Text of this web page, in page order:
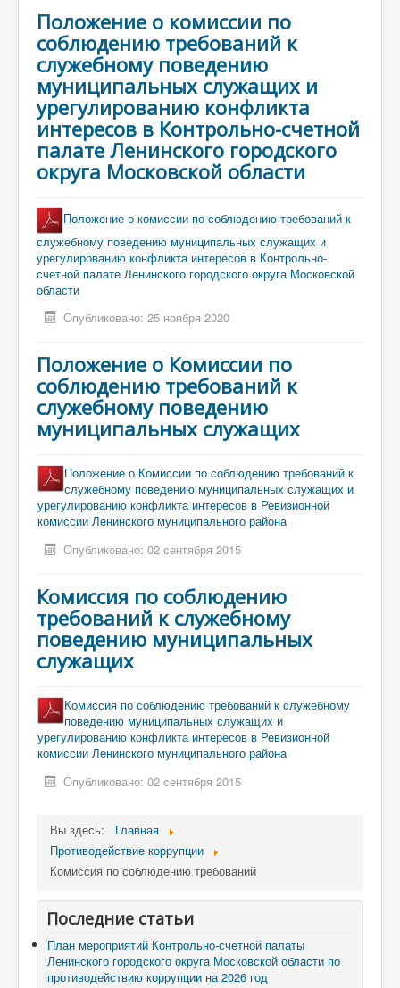
Положение о комиссии по
соблюдению требований к
служебному поведению
муниципальных служащих и
урегулированию конфликта
интересов в Контрольно-счетной
палате Ленинского городского
округа Московской области
Положение о комиссии по соблюдению требований к
служебному поведению муниципальных служащих и
урегулированию конфликта интересов в Контрольно-
счетной палате Ленинского городского округа Московской
области
Опубликовано: 25 ноября 2020
Положение о Комиссии по
соблюдению требований к
служебному поведению
муниципальных служащих
Положение о Комиссии по соблюдению требований к
служебному поведению муниципальных служащих и
урегулированию конфликта интересов в Ревизионной
комиссии Ленинского муниципального района
Опубликовано: 02 сентября 2015
Комиссия по соблюдению
требований к служебному
поведению муниципальных
служащих
Комиссия по соблюдению требований к служебному
поведению муниципальных служащих и
урегулированию конфликта интересов в Ревизионной
комиссии Ленинского муниципального района
Опубликовано: 02 сентября 2015
Вы здесь:
Главная
Противодействие коррупции
Комиссия по соблюдению требований
Последние статьи
План мероприятий Контрольно-счетной палаты
Ленинского городского округа Московской области по
противодействию коррупции на 2026 год